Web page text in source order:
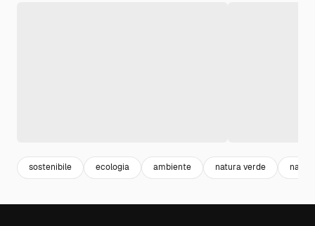
sostenibile ecologia ambiente natura verde natura